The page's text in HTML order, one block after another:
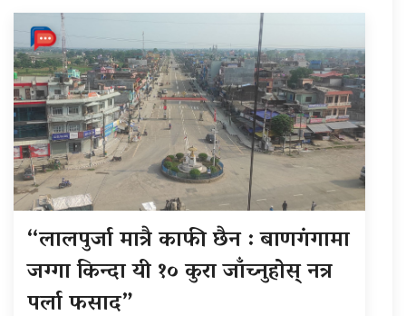
“लालपुर्जा मात्रै काफी छैन : बाणगंगामा
जग्गा किन्दा यी १० कुरा जाँच्नुहोस् नत्र
पर्ला फसाद”